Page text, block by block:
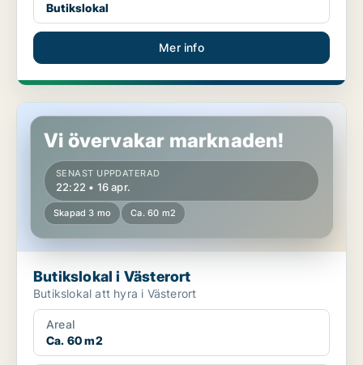
Butikslokal
Mer info
Butikslokal i Västerort
Vi övervakar marknaden!
SENAST UPPDATERAD
22:22 • 16 apr.
Skapad 3 mo Ca. 60 m2
Butikslokal i Västerort
Butikslokal att hyra i Västerort
Areal
Ca. 60 m2